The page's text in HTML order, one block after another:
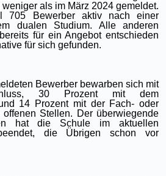
als im März 2024 gemeldet.
705 Bewerber aktiv nach einer
dualen Studium. Alle anderen
für ein Angebot entschieden
für sich gefunden.
Bewerber bewarben sich mit
30 Prozent mit dem
14 Prozent mit der Fach- oder
Stellen. Der überwiegende
hat die Schule im aktuellen
beendet, die Übrigen schon vor